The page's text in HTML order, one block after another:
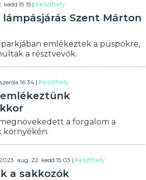
kedd 19:15 |Keszthely
lámpásjárás Szent Márton
emlékeztek a püspökre,
a résztvevők.
16:34 |Keszthely
a forgalom a
környékén.
aug. 22. kedd 15:03 |Keszthely
a sakkozók